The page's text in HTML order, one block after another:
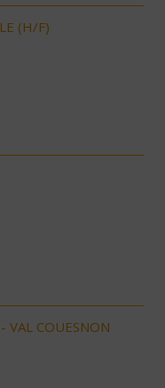
(H/F)
VAL COUESNON